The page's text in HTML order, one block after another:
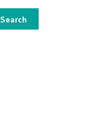
Search